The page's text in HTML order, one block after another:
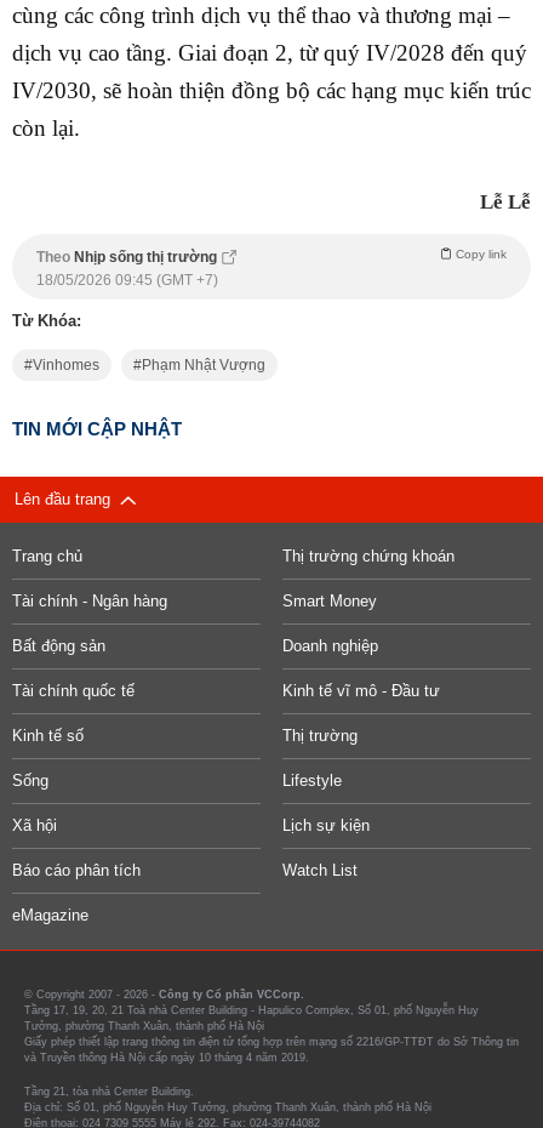
cùng các công trình dịch vụ thể thao và thương mại –
dịch vụ cao tầng. Giai đoạn 2, từ quý IV/2028 đến quý
IV/2030, sẽ hoàn thiện đồng bộ các hạng mục kiến trúc
còn lại.
Lễ Lễ
Theo Nhịp sống thị trường Copy link
18/05/2026 09:45 (GMT +7)
Từ Khóa:
Vinhomes Phạm Nhật Vượng
TIN MỚI CẬP NHẬT
Lên đầu trang
Trang chủ Thị trường chứng khoán
Tài chính - Ngân hàng Smart Money
Bất động sản Doanh nghiệp
Tài chính quốc tế Kinh tế vĩ mô - Đầu tư
Kinh tế số Thị trường
Sống Lifestyle
Xã hội Lịch sự kiện
Báo cáo phân tích Watch List
eMagazine
© Copyright 2007 - 2026 - Công ty Cổ phần VCCorp.
Tầng 17, 19, 20, 21 Toà nhà Center Building - Hapulico Complex, Số 01, phố Nguyễn Huy
Tưởng, phường Thanh Xuân, thành phố Hà Nội
Giấy phép thiết lập trang thông tin điện tử tổng hợp trên mạng số 2216/GP-TTĐT do Sở Thông tin
và Truyền thông Hà Nội cấp ngày 10 tháng 4 năm 2019.
Tầng 21, tòa nhà Center Building.
Địa chỉ: Số 01, phố Nguyễn Huy Tưởng, phường Thanh Xuân, thành phố Hà Nội
Điện thoại: 024 7309 5555 Máy lẻ 292. Fax: 024-39744082